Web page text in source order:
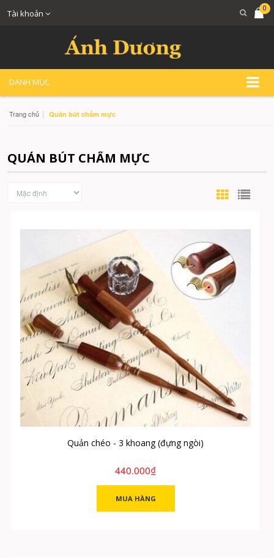
Tài khoản
0
DANH MỤC
Trang chủ | Quản bút chấm mực
QUẢN BÚT CHẤM MỰC
Quản chéo - 3 khoang (đựng ngòi)
440.000₫
MUA HÀNG